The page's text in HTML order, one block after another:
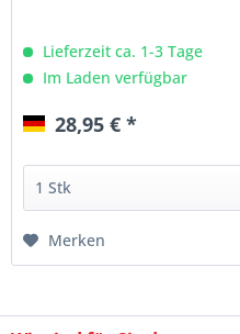
Lieferzeit ca. 1-3 Tage
Im Laden verfügbar
28,95 € *
Merken